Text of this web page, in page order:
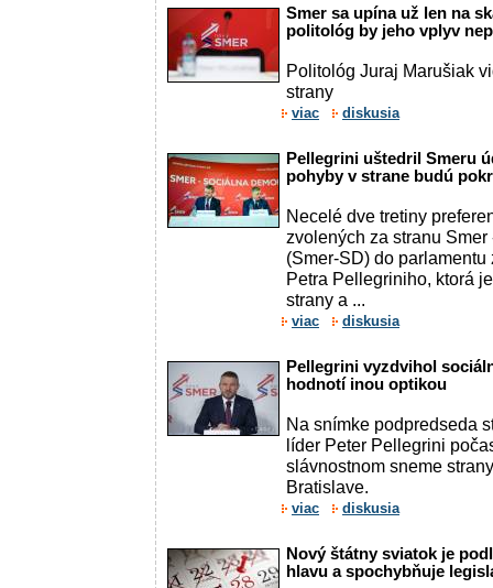
Smer sa upína už len na
politológ by jeho vplyv
Politológ Juraj Marušiak
strany
viac diskusia
Pellegrini uštedril Smeru
pohyby v strane budú
Necelé dve tretiny
zvolených za stranu
(Smer-SD) do
Petra Pellegriniho, ktorá
strany a ...
viac diskusia
Pellegrini vyzdvihol
hodnotí inou optikou
Na snímke podpredseda
líder Peter Pellegrini
slávnostnom sneme
Bratislave.
viac diskusia
Nový štátny sviatok je
hlavu a spochybňuje